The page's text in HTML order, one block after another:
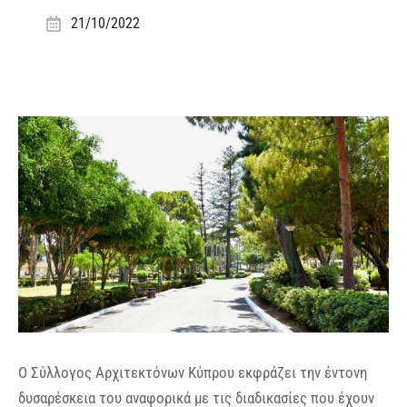
21/10/2022
Ο Σύλλογος Αρχιτεκτόνων Κύπρου εκφράζει την έντονη
δυσαρέσκεια του αναφορικά με τις διαδικασίες που έχουν